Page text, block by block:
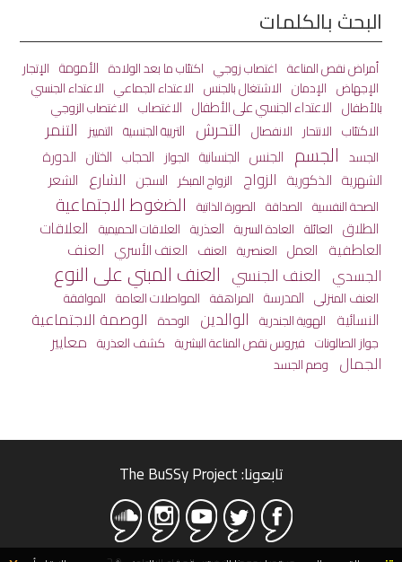
البحث بالكلمات
أمراض نقص المناعة اغتصاب زوجي اكتئاب ما بعد الولادة الأمومة الإتجار
الإجهاض الإدمان الاشتغال بالجنس الاعتداء الجماعي الاعتداء الجنسي
بالأطفال الاعتداء الجنسي على الأطفال الاغتصاب الاغتصاب الزوجي
الاكتئاب الانتحار الانفصال التحرش التربية الجنسية التمييز التنمر
الجسد الجسم الجنس الجنسانية الجواز الحجاب الختان الدورة
الشهرية الذكورية الزواج الزواج المبكر السجن الشارع الشعر
الصحة النفسية الصداقة الصورة الذاتية الضغوط الاجتماعية
الطلاق العائلة العادة السرية العذرية العلاقات الحميمية العلاقات
العاطفية العمل العنصرية العنف العنف الأسري العنف
الجسدي العنف الجنسي العنف المبني على النوع
العنف المنزلي المدرسة المراهقة المواصلات العامة الموافقة
النسائية الهوية الجندرية الوالدين الوحدة الوصمة الاجتماعية
جواز الصالونات فيروس نقص المناعة البشرية كشف العذرية معايير
الجمال وصم الجسد
تابعونا: The BuSSy Project